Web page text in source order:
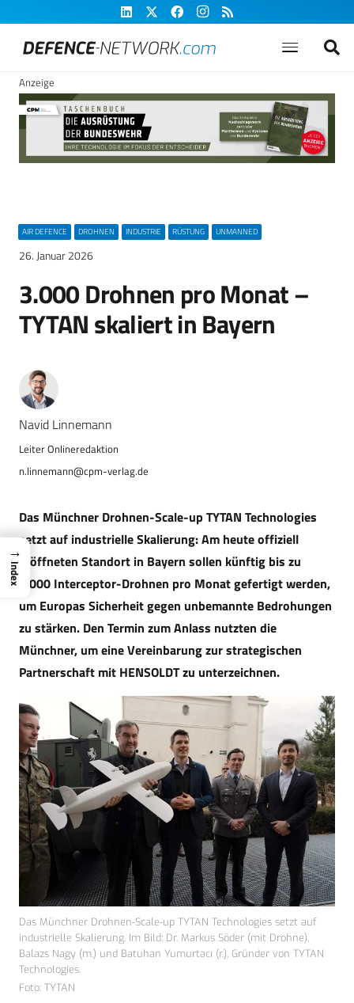
Anzeige
AIR DEFENCE DROHNEN INDUSTRIE RÜSTUNG UNMANNED
26. Januar 2026
3.000 Drohnen pro Monat –
TYTAN skaliert in Bayern
Navid Linnemann
n.linnemann@cpm-verlag.de
Das Münchner Drohnen-Scale-up TYTAN Technologies
setzt auf industrielle Skalierung: Am heute offiziell
eröffneten Standort in Bayern sollen künftig bis zu
3.000 Interceptor-Drohnen pro Monat gefertigt werden,
um Europas Sicherheit gegen unbemannte Bedrohungen
zu stärken. Den Termin zum Anlass nutzten die
Münchner, um eine Vereinbarung zur strategischen
Partnerschaft mit HENSOLDT zu unterzeichnen.
Das Münchner Drohnen-Scale-up TYTAN Technologies setzt auf
industrielle Skalierung. Im Bild: Dr. Markus Söder (mit Drohne),
Balazs Nagy (m.) und Batuhan Yumurtacı (r.), Gründer von TYTAN
Technologies.
Foto: TYTAN
→
Index